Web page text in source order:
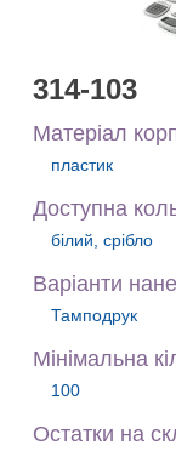
314-103
Матеріал
пластик
Доступна
білий, срібло
Варiанти
Тамподрук
Мiнiмальна
100
Остатки на